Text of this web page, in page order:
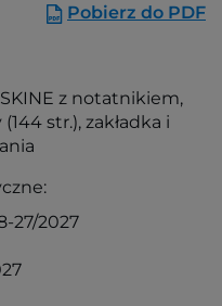
Pobierz do PDF
z notatnikiem,
str.), zakładka i
27/2027